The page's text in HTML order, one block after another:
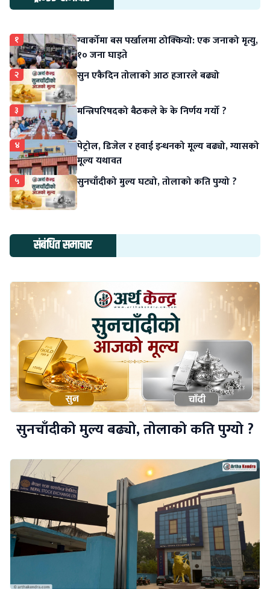
१
ग्वार्कोमा बस पर्खालमा ठोक्कियो: एक जनाको मृत्यु,
१० जना घाइते
२ सुन एकैदिन तोलाको आठ हजारले बढ्यो
३ मन्त्रिपरिषदको बैठकले के के निर्णय गर्यो ?
४
पेट्रोल, डिजेल र हवाई इन्धनको मूल्य बढ्यो, ग्यासको
मूल्य यथावत
५ सुनचाँदीको मुल्य घट्यो, तोलाको कति पुग्यो ?
संबंधित समाचार
सुनचाँदीको मुल्य बढ्यो, तोलाको कति पुग्यो ?